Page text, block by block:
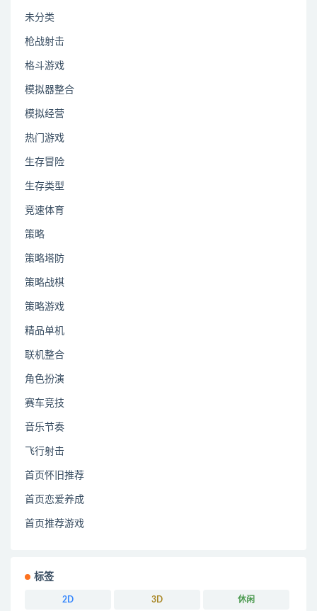
未分类
枪战射击
格斗游戏
模拟器整合
模拟经营
热门游戏
生存冒险
生存类型
竞速体育
策略
策略塔防
策略战棋
策略游戏
精品单机
联机整合
角色扮演
赛车竞技
音乐节奏
飞行射击
首页怀旧推荐
首页恋爱养成
首页推荐游戏
标签
2D 3D 休闲